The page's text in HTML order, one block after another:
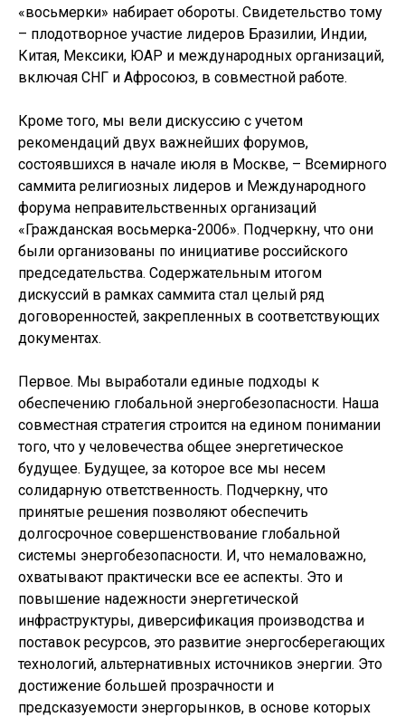
«восьмерки» набирает обороты. Свидетельство тому
– плодотворное участие лидеров Бразилии, Индии,
Китая, Мексики, ЮАР и международных организаций,
включая СНГ и Афросоюз, в совместной работе.
Кроме того, мы вели дискуссию с учетом
рекомендаций двух важнейших форумов,
состоявшихся в начале июля в Москве, – Всемирного
саммита религиозных лидеров и Международного
форума неправительственных организаций
«Гражданская восьмерка-2006». Подчеркну, что они
были организованы по инициативе российского
председательства. Содержательным итогом
дискуссий в рамках саммита стал целый ряд
договоренностей, закрепленных в соответствующих
документах.
Первое. Мы выработали единые подходы к
обеспечению глобальной энергобезопасности. Наша
совместная стратегия строится на едином понимании
того, что у человечества общее энергетическое
будущее. Будущее, за которое все мы несем
солидарную ответственность. Подчеркну, что
принятые решения позволяют обеспечить
долгосрочное совершенствование глобальной
системы энергобезопасности. И, что немаловажно,
охватывают практически все ее аспекты. Это и
повышение надежности энергетической
инфраструктуры, диверсификация производства и
поставок ресурсов, это развитие энергосберегающих
технологий, альтернативных источников энергии. Это
достижение большей прозрачности и
предсказуемости энергорынков, в основе которых